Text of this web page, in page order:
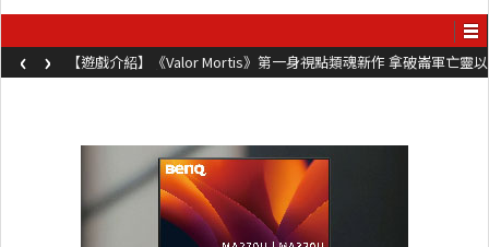
【遊戲介紹】《Valor Mortis》第一身視點類魂新作 拿破崙軍亡靈以
槍械劍與魔法殺敵
‹ ›